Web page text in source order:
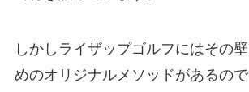
しかしライザップゴルフにはその
めのオリジナルメソッドがあるので